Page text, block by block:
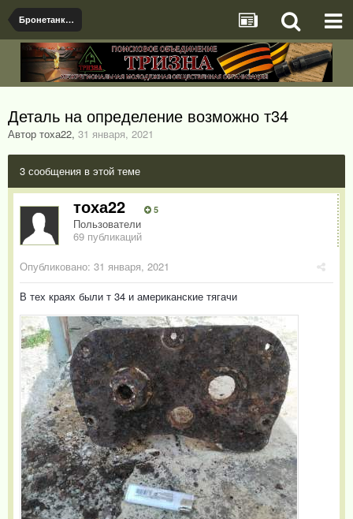
Бронетанковая техника
Деталь на определение возможно т34
Автор тоха22, 31 января, 2021
3 сообщения в этой теме
тоха22 5
Пользователи
69 публикаций
Опубликовано: 31 января, 2021
В тех краях были т 34 и американские тягачи